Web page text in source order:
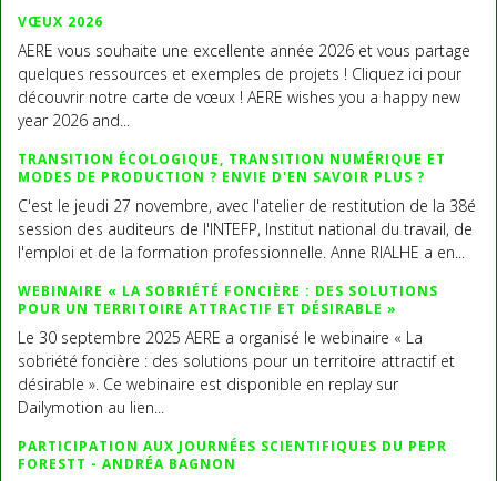
VŒUX 2026
AERE vous souhaite une excellente année 2026 et vous partage
quelques ressources et exemples de projets ! Cliquez ici pour
découvrir notre carte de vœux ! AERE wishes you a happy new
year 2026 and...
TRANSITION ÉCOLOGIQUE, TRANSITION NUMÉRIQUE ET
MODES DE PRODUCTION ? ENVIE D'EN SAVOIR PLUS ?
C'est le jeudi 27 novembre, avec l'atelier de restitution de la 38é
session des auditeurs de l'INTEFP, Institut national du travail, de
l'emploi et de la formation professionnelle. Anne RIALHE a en...
WEBINAIRE « LA SOBRIÉTÉ FONCIÈRE : DES SOLUTIONS
POUR UN TERRITOIRE ATTRACTIF ET DÉSIRABLE »
Le 30 septembre 2025 AERE a organisé le webinaire « La
sobriété foncière : des solutions pour un territoire attractif et
désirable ». Ce webinaire est disponible en replay sur
Dailymotion au lien...
PARTICIPATION AUX JOURNÉES SCIENTIFIQUES DU PEPR
FORESTT - ANDRÉA BAGNON